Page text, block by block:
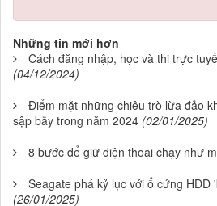
Những tin mới hơn
Cách đăng nhập, học và thi trực
(04/12/2024)
Điểm mặt những chiêu trò lừa đảo
sập bẫy trong năm 2024 (02/01/2025)
8 bước để giữ điện thoại chạy như
Seagate phá kỷ lục với ổ cứng HDD
(26/01/2025)